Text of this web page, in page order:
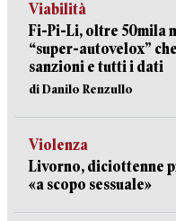
Viabilità
Fi-Pi-Li, oltre 50mila
“super-autovelox”
sanzioni e tutti i dati
di Danilo Renzullo
Violenza
Livorno, diciottenne
«a scopo sessuale»